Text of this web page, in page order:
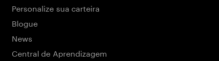
Personalize sua carteira
Blogue
News
Central de Aprendizagem